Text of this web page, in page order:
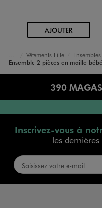
AJOUTERAU PANIER
Accueil
Bébé
Vêtements Fille
Ensembles
Ensemble 2 pièces en maille
390
Inscrivez-vous à
les